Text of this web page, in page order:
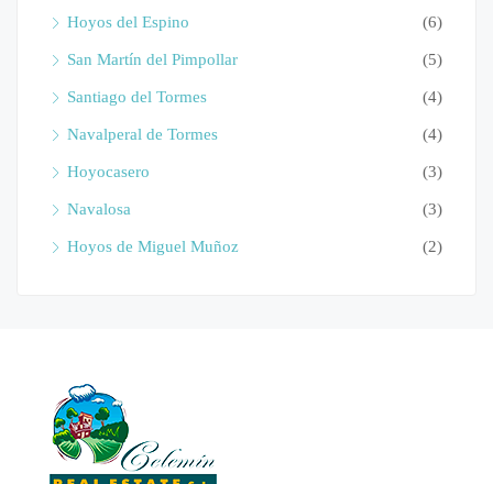
Hoyos del Espino (6)
San Martín del Pimpollar (5)
Santiago del Tormes (4)
Navalperal de Tormes (4)
Hoyocasero (3)
Navalosa (3)
Hoyos de Miguel Muñoz (2)